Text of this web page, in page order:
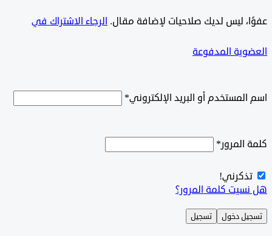
ليس لديك صلاحيات لإضافة مقال.الرجاء الاشتراك في
المدفوعة
أو البريد الإلكتروني*
*
كلمة المرور؟
دخول تسجيل